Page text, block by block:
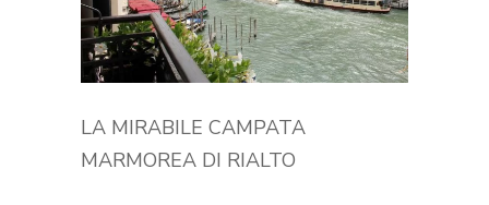
LA MIRABILE CAMPATA
MARMOREA DI RIALTO